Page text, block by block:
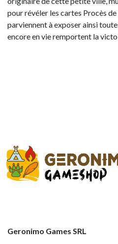
pour révéler les cartes Procès de
parviennent à exposer ainsi
encore en vie remportent la
Geronimo Games SRL